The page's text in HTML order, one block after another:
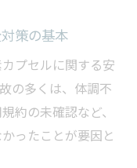
策の基本
プセルに関する安
の多くは、体調不
約の未確認など、
ったことが要因と